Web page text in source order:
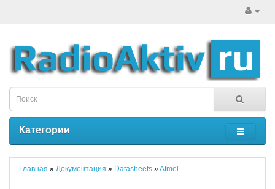
Категории
Главная » Документация » Datasheets »Atmel